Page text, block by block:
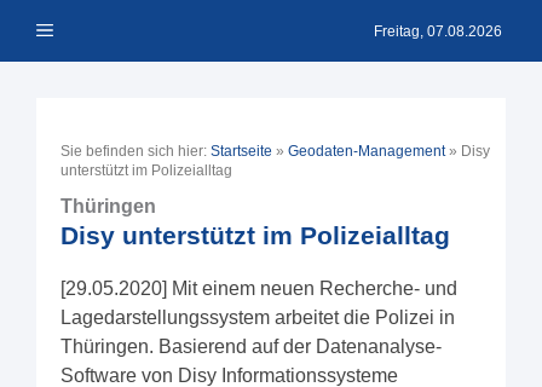
Inhalt Menü Freitag, 07.08.2026
Sie befinden sich hier: Startseite » Geodaten-Management» Disy
unterstützt im Polizeialltag
Thüringen
Disy unterstützt im Polizeialltag
[29.05.2020] Mit einem neuen Recherche- und
Lagedarstellungssystem arbeitet die Polizei in
Thüringen. Basierend auf der Datenanalyse-
Software von Disy Informationssysteme